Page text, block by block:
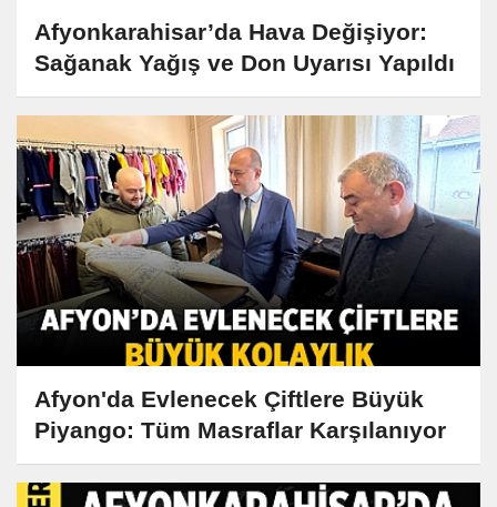
Afyonkarahisar’da Hava Değişiyor:
Sağanak Yağış ve Don Uyarısı Yapıldı
Afyon'da Evlenecek Çiftlere Büyük
Piyango: Tüm Masraflar Karşılanıyor